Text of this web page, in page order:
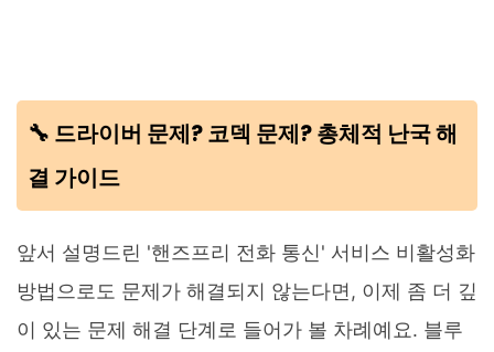
🔧 드라이버 문제? 코덱 문제? 총체적 난국 해
결 가이드
앞서 설명드린 '핸즈프리 전화 통신' 서비스 비활성화
방법으로도 문제가 해결되지 않는다면, 이제 좀 더 깊
이 있는 문제 해결 단계로 들어가 볼 차례예요. 블루